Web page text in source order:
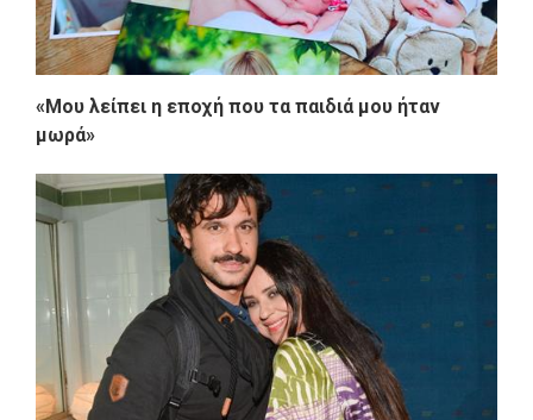
«Μου λείπει η εποχή που τα παιδιά μου ήταν
μωρά»